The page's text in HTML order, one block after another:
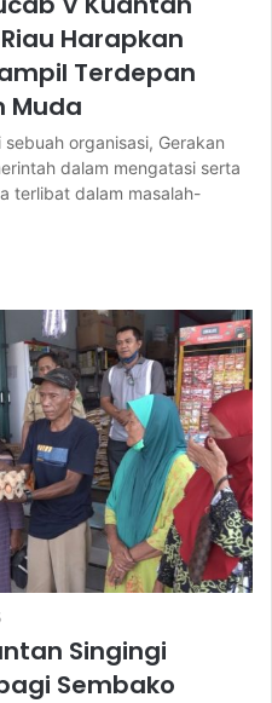
Harapkan
Terdepan
Muda
organisasi, Gerakan
dalam mengatasi serta
terlibat dalam masalah-
Singingi
Sembako